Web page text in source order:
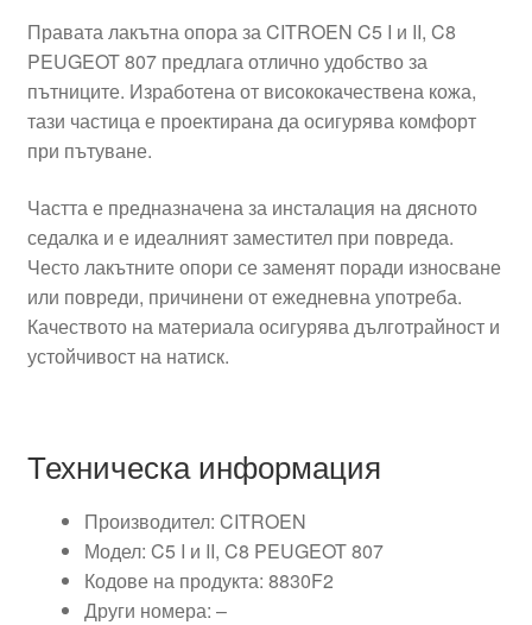
Правата лакътна опора за CITROEN C5 I и II, C8
PEUGEOT 807 предлага отлично удобство за
пътниците. Изработена от висококачествена кожа,
тази частица е проектирана да осигурява комфорт
при пътуване.
Частта е предназначена за инсталация на дясното
седалка и е идеалният заместител при повреда.
Често лакътните опори се заменят поради износване
или повреди, причинени от ежедневна употреба.
Качеството на материала осигурява дълготрайност и
устойчивост на натиск.
Техническа информация
Производител: CITROEN
Модел: C5 I и II, C8 PEUGEOT 807
Кодове на продукта: 8830F2
Други номера: –